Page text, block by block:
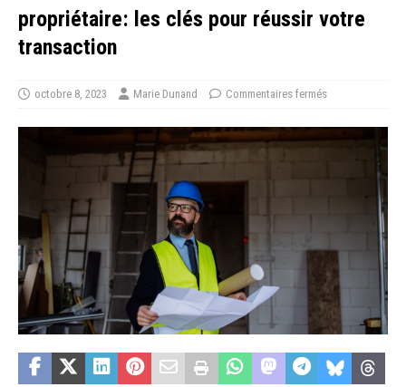
propriétaire: les clés pour réussir votre
transaction
octobre 8, 2023 Marie Dunand Commentaires fermés